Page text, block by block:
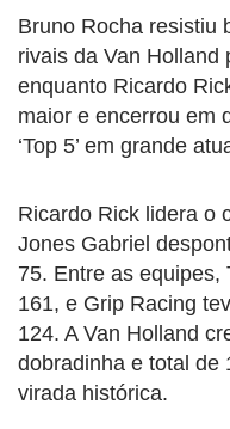
Bruno Rocha resistiu
rivais da Van Holland
enquanto Ricardo
maior e encerrou em
‘Top 5’ em grande
Ricardo Rick lidera o
Jones Gabriel
75. Entre as equipes,
161, e Grip Racing
124. A Van Holland
dobradinha e total de
virada histórica.